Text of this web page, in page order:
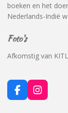
boeken en het
Nederlands-Indië
Foto's
Afkomstig van
F
a
I
n